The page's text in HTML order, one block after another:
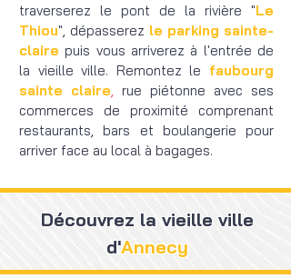
traverserez le pont de la rivière "Le
Thiou", dépasserez le parking sainte-
claire puis vous arriverez à l'entrée de
la vieille ville. Remontez le faubourg
sainte claire, rue piétonne avec ses
commerces de proximité comprenant
restaurants, bars et boulangerie pour
arriver face au local à bagages.
Découvrez la vieille ville
d'Annecy